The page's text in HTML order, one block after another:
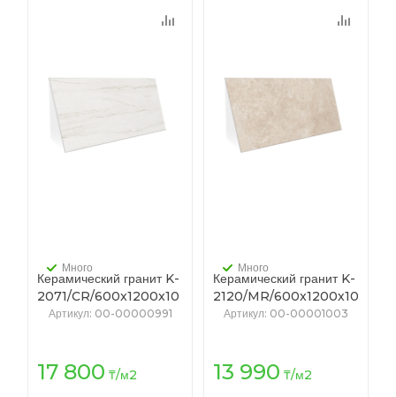
Керамический гранит K-
2071/CR/600x1200x10
(T-45, K-4) БЕЛОЕ
Много
Артикул: 00-00000991
17 800 ₸/м2
Керамический гранит K-
2120/MR/600x1200x10
(T-44/0, K-4) МУРАШКИ
Много
Артикул: 00-00001003
13 990 ₸/м2